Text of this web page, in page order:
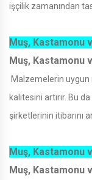
işçilik zamanından
Muş, Kastamonu
Muş, Kastamonu
Malzemelerin uygun
kalitesini artırır. Bu
şirketlerinin itibarını
Muş, Kastamonu
Muş, Kastamonu